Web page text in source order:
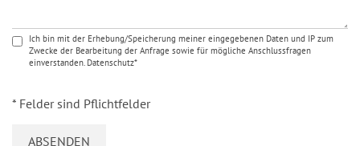
Ich bin mit der Erhebung/Speicherung meiner eingegebenen Daten und IP zum
Zwecke der Bearbeitung der Anfrage sowie für mögliche Anschlussfragen
einverstanden. Datenschutz*
* Felder sind Pflichtfelder